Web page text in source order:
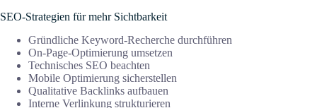
SEO-Strategien für mehr Sichtbarkeit
Gründliche Keyword-Recherche durchführen
On-Page-Optimierung umsetzen
Technisches SEO beachten
Mobile Optimierung sicherstellen
Qualitative Backlinks aufbauen
Interne Verlinkung strukturieren